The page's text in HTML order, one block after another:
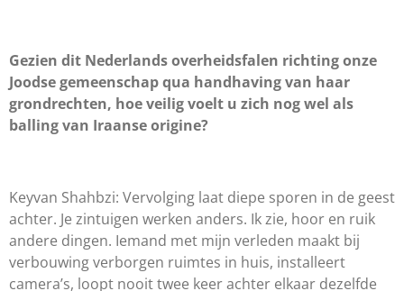
Gezien dit Nederlands overheidsfalen richting onze
Joodse gemeenschap qua handhaving van haar
grondrechten, hoe veilig voelt u zich nog wel als
balling van Iraanse origine?
Keyvan Shahbzi: Vervolging laat diepe sporen in de geest
achter. Je zintuigen werken anders. Ik zie, hoor en ruik
andere dingen. Iemand met mijn verleden maakt bij
verbouwing verborgen ruimtes in huis, installeert
camera’s, loopt nooit twee keer achter elkaar dezelfde